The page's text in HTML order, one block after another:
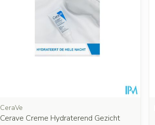
CeraVe
Cerave Creme Hydraterend Gezicht